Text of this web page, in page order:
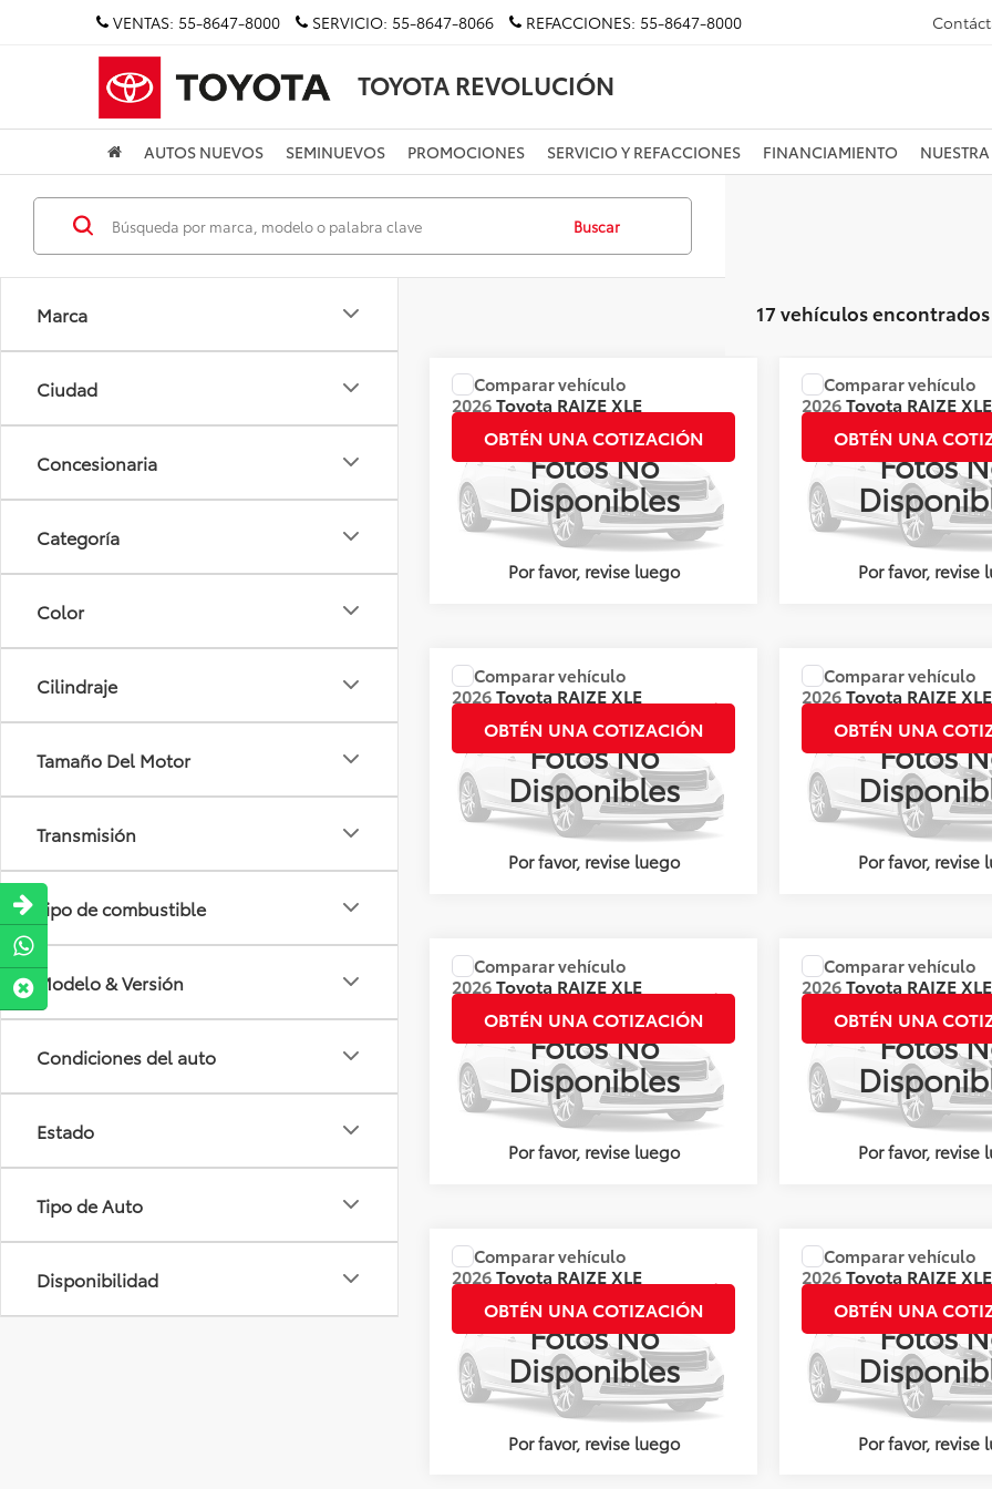
VENTAS: 55-8647-8000 SERVICIO: 55-8647-8066 REFACCIONES: 55-8647-8000
TOYOTA REVOLUCIÓN
AUTOS NUEVOS SEMINUEVOS PROMOCIONES SERVICIO Y REFACCIONES FINANCIAMIENTO
Marca
Ciudad
Concesionaria
Categoría
Color
Cilindraje
Tamaño Del Motor
Transmisión
Tipo de combustible
Modelo & Versión
Condiciones del auto
Estado
Tipo de Auto
Disponibilidad
Buscar
17 vehículos encontrados
Fotos No
Disponibles
Por favor, revise luego
2026Toyota RAIZE XLE
CVT
135915
Disponible Ext. Int.
Precio: Llámanos para Obtener el Precio
OBTÉN UNA COTIZACIÓN
Comparar vehículo
Fotos
Por favor, revise
2026Toyota RAIZE XLE
CVT BITONO
144983
Disponible
Precio: Llámanos para
OBTÉN UNA
Comparar vehículo
Fotos No
Disponibles
Por favor, revise luego
2026Toyota RAIZE XLE
CVT BITONO
144984
Disponible Int.
Precio: Llámanos para Obtener el Precio
OBTÉN UNA COTIZACIÓN
Comparar vehículo
Fotos
Por favor, revise
2026Toyota RAIZE XLE
142070
Disponible
Precio: Llámanos para
OBTÉN UNA
Comparar vehículo
Fotos No
Disponibles
Por favor, revise luego
2026Toyota RAIZE XLE
CVT
141922
Disponible Ext. Int.
Precio: Llámanos para Obtener el Precio
OBTÉN UNA COTIZACIÓN
Comparar vehículo
Fotos
Por favor, revise
2026Toyota RAIZE XLE
CVT
142539
Disponible
Precio: Llámanos para
OBTÉN UNA
Comparar vehículo
Fotos No
Disponibles
Por favor, revise luego
2026Toyota RAIZE XLE
CVT
141271
Disponible Ext. Int.
Precio: Llámanos para Obtener el Precio
OBTÉN UNA COTIZACIÓN
Comparar vehículo
Fotos
Por favor, revise
2026Toyota RAIZE XLE
CVT
143576
Disponible
Precio: Llámanos para
OBTÉN UNA
Comparar vehículo